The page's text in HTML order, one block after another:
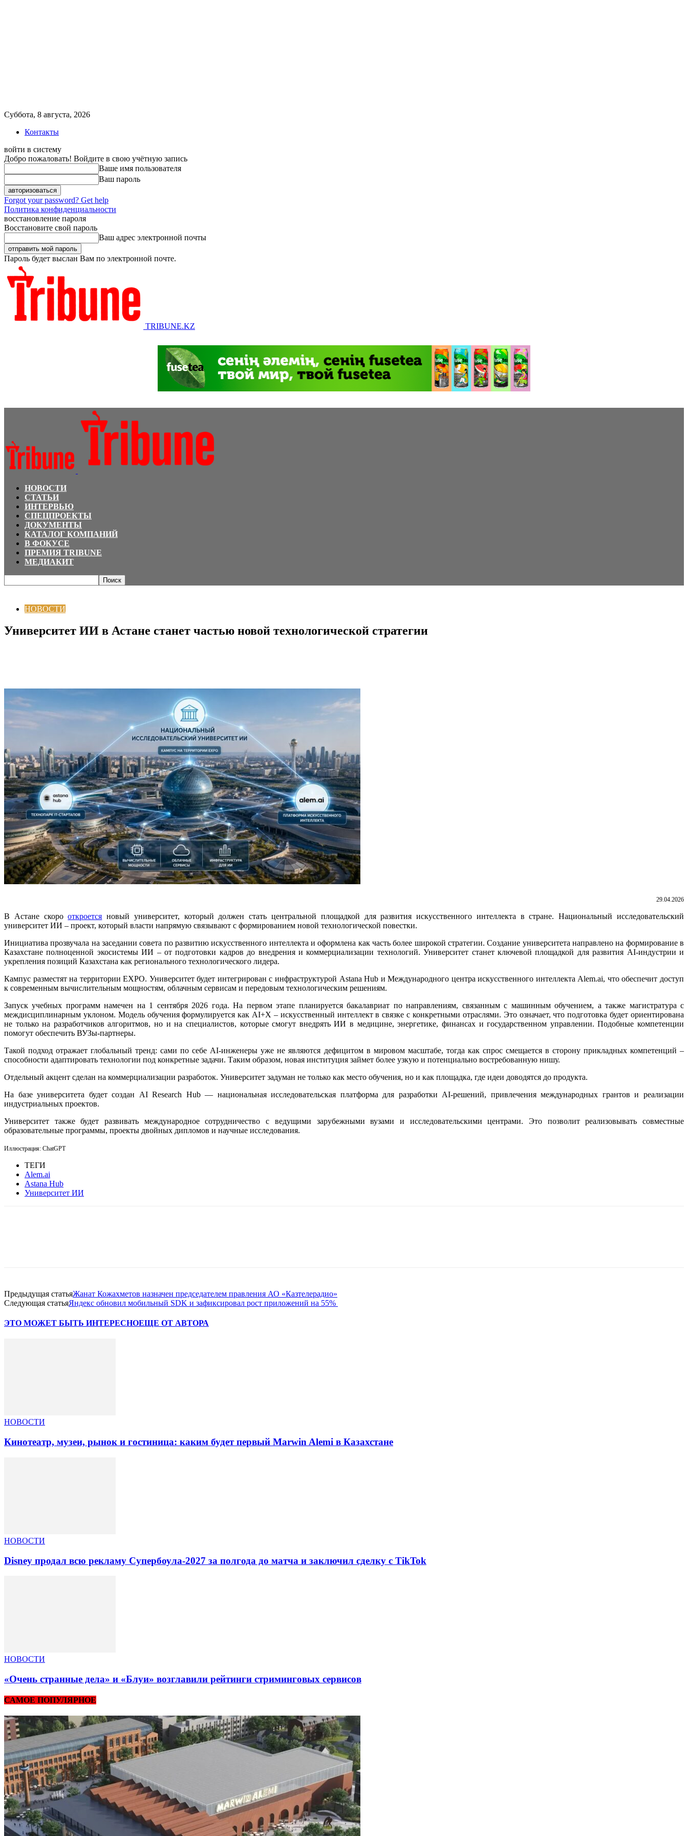
Суббота, 8 августа, 2026
Контакты
войти в систему
Добро пожаловать! Войдите в свою учётную запись
Ваше имя пользователя
Ваш пароль
Forgot your password? Get help
Политика конфиденциальности
восстановление пароля
Восстановите свой пароль
Ваш адрес электронной почты
Пароль будет выслан Вам по электронной почте.
TRIBUNE.KZ
НОВОСТИ
СТАТЬИ
ИНТЕРВЬЮ
СПЕЦПРОЕКТЫ
ДОКУМЕНТЫ
КАТАЛОГ КОМПАНИЙ
В ФОКУСЕ
ПРЕМИЯ TRIBUNE
МЕДИАКИТ
НОВОСТИ
Университет ИИ в Астане станет частью новой технологической стратегии
29.04.2026
В Астане скорооткроется новый университет, который должен стать центральной площадкой для развития искусственного интеллекта в стране. Национальный исследовательский
университет ИИ – проект, который власти напрямую связывают с формированием новой технологической повестки.
Инициатива прозвучала на заседании совета по развитию искусственного интеллекта и оформлена как часть более широкой стратегии.Создание университета направлено на формирование в
Казахстане полноценной экосистемы ИИ – от подготовки кадров до внедрения и коммерциализации технологий. Университет станет ключевой площадкой для развития AI-индустрии и
укрепления позиций Казахстана как регионального технологического лидера.
Кампус разместят на территории EXPO. Университет будет интегрирован с инфраструктурой Astana Hub и Международного центра искусственного интеллекта Alem.ai, что обеспечит доступ
к современным вычислительным мощностям, облачным сервисам и передовым технологическим решениям.
Запуск учебных программ намечен на 1 сентября 2026 года. На первом этапе планируется бакалавриат по направлениям, связанным с машинным обучением, а также магистратура с
междисциплинарным уклоном. Модель обучения формулируется как AI+X – искусственный интеллект в связке с конкретными отраслями. Это означает, что подготовка будет ориентирована
не только на разработчиков алгоритмов, но и на специалистов, которые смогут внедрять ИИ в медицине, энергетике, финансах и государственном управлении. Подобные компетенции
помогут обеспечить ВУЗы-партнеры.
Такой подход отражает глобальный тренд: сами по себе AI-инженеры уже не являются дефицитом в мировом масштабе, тогда как спрос смещается в сторону прикладных компетенций –
способности адаптировать технологии под конкретные задачи. Таким образом, новая институция займет более узкую и потенциально востребованную нишу.
Отдельный акцент сделан на коммерциализации разработок. Университет задуман не только как место обучения, но и как площадка, где идеи доводятся до продукта.
На базе университета будет создан AI Research Hub — национальная исследовательская платформа для разработки AI-решений, привлечения международных грантов и реализации
индустриальных проектов.
Университет также будет развивать международное сотрудничество с ведущими зарубежными вузами и исследовательскими центрами. Это позволит реализовывать совместные
образовательные программы, проекты двойных дипломов и научные исследования.
Иллюстрация: ChatGPT
ТЕГИ
Alem.ai
Astana Hub
Университет ИИ
Предыдущая статьяЖанат Кожахметов назначен председателем правления АО «Казтелерадио»
Следующая статьяЯндекс обновил мобильный SDK и зафиксировал рост приложений на 55%
ЭТО МОЖЕТ БЫТЬ ИНТЕРЕСНОЕЩЕ ОТ АВТОРА
НОВОСТИ
Кинотеатр, музеи, рынок и гостиница: каким будет первый Marwin Alemi в Казахстане
НОВОСТИ
Disney продал всю рекламу Супербоула-2027 за полгода до матча и заключил сделку с TikTok
НОВОСТИ
«Очень странные дела» и «Блуи» возглавили рейтинги стриминговых сервисов
САМОЕ ПОПУЛЯРНОЕ